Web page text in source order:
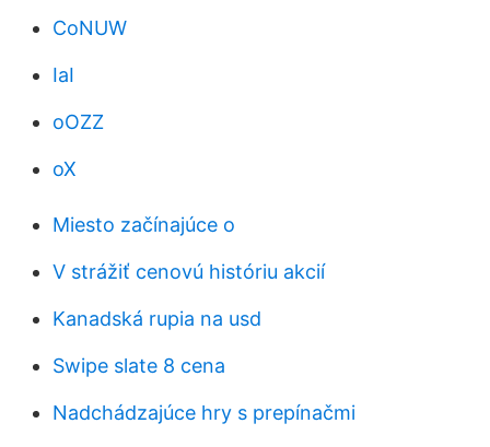
CoNUW
IaI
oOZZ
oX
Miesto začínajúce o
V strážiť cenovú históriu akcií
Kanadská rupia na usd
Swipe slate 8 cena
Nadchádzajúce hry s prepínačmi